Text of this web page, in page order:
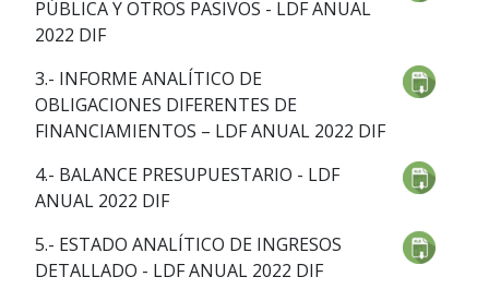
PÚBLICA Y OTROS PASIVOS - LDF ANUAL
2022 DIF
3.- INFORME ANALÍTICO DE
OBLIGACIONES DIFERENTES DE
FINANCIAMIENTOS – LDF ANUAL 2022 DIF
4.- BALANCE PRESUPUESTARIO - LDF
ANUAL 2022 DIF
5.- ESTADO ANALÍTICO DE INGRESOS
DETALLADO - LDF ANUAL 2022 DIF